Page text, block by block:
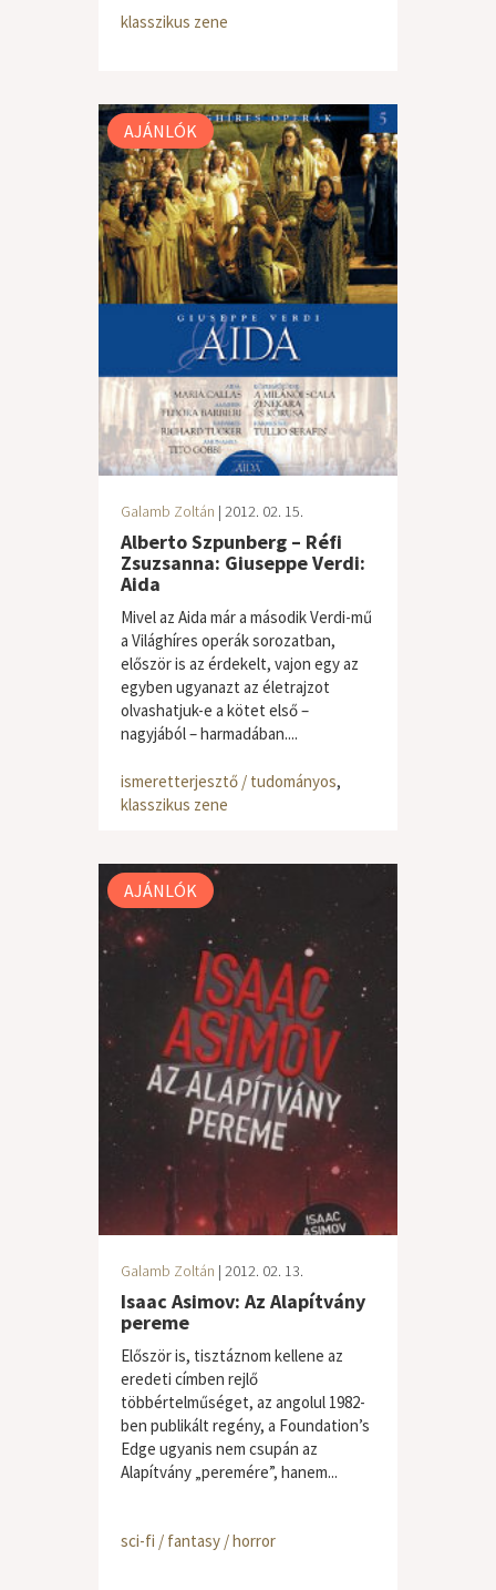
klasszikus zene
AJÁNLÓK
Galamb Zoltán | 2012. 02. 15.
Alberto Szpunberg – Réfi
Zsuzsanna: Giuseppe Verdi:
Aida
Mivel az Aida már a második Verdi-mű
a Világhíres operák sorozatban,
először is az érdekelt, vajon egy az
egyben ugyanazt az életrajzot
olvashatjuk-e a kötet első –
nagyjából – harmadában....
ismeretterjesztő / tudományos,
klasszikus zene
AJÁNLÓK
Galamb Zoltán | 2012. 02. 13.
Isaac Asimov: Az Alapítvány
pereme
Először is, tisztáznom kellene az
eredeti címben rejlő
többértelműséget, az angolul 1982-
ben publikált regény, a Foundation’s
Edge ugyanis nem csupán az
Alapítvány „peremére”, hanem...
sci-fi / fantasy / horror